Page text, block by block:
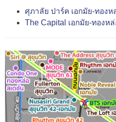
ศุภาลัย ปาร์ค เอกมัย-ทองห
The Capital เอกมัย-ทองหล่